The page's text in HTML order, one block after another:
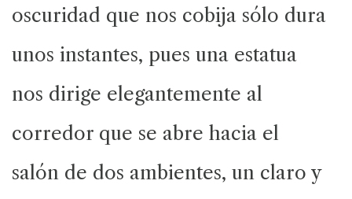
oscuridad que nos cobija sólo dura
unos instantes, pues una estatua
nos dirige elegantemente al
corredor que se abre hacia el
salón de dos ambientes, un claro y